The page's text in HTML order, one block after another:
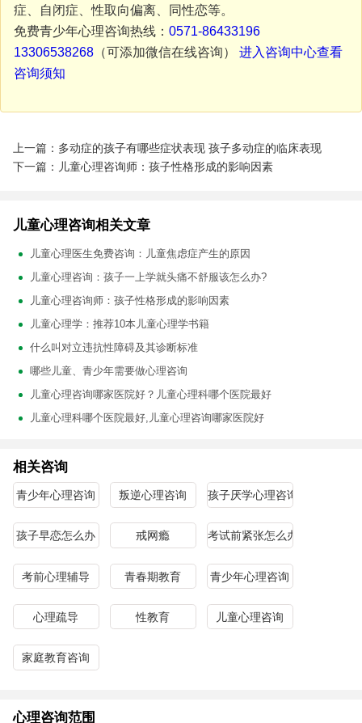
症、自闭症、性取向偏离、同性恋等。
免费青少年心理咨询热线： 0571-86433196
13306538268（可添加微信在线咨询） 进入咨询中心查看
咨询须知
上一篇：多动症的孩子有哪些症状表现 孩子多动症的临床表现
下一篇：儿童心理咨询师：孩子性格形成的影响因素
儿童心理咨询相关文章
儿童心理医生免费咨询：儿童焦虑症产生的原因
儿童心理咨询：孩子一上学就头痛不舒服该怎么办?
儿童心理咨询师：孩子性格形成的影响因素
儿童心理学：推荐10本儿童心理学书籍
什么叫对立违抗性障碍及其诊断标准
哪些儿童、青少年需要做心理咨询
儿童心理咨询哪家医院好？儿童心理科哪个医院最好
儿童心理科哪个医院最好,儿童心理咨询哪家医院好
相关咨询
青少年心理咨询 叛逆心理咨询 孩子厌学心理咨询
孩子早恋怎么办 戒网瘾 考试前紧张怎么办
考前心理辅导 青春期教育 青少年心理咨询
心理疏导 性教育 儿童心理咨询
家庭教育咨询
心理咨询范围